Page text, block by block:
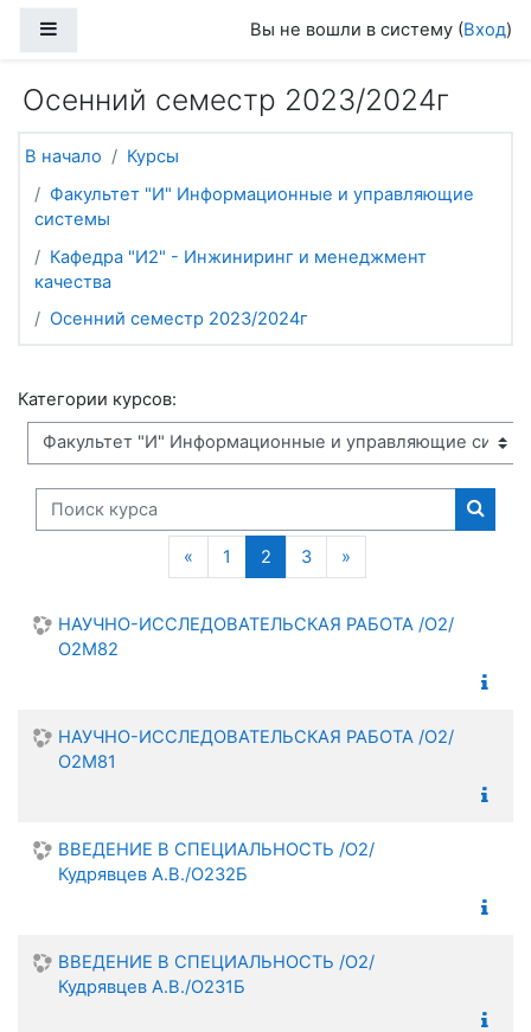
Вы не вошли в систему (Вход)
Осенний семестр 2023/2024г
В начало
Курсы
Факультет "И" Информационные и управляющие
системы
Кафедра "И2" - Инжиниринг и менеджмент
качества
Осенний семестр 2023/2024г
Категории курсов:
Поиск курса
Поиск
« Предыдущая страница
1 2 (текущая)
3 »
НАУЧНО-ИССЛЕДОВАТЕЛЬСКАЯ РАБОТА /О2/
О2М82
НАУЧНО-ИССЛЕДОВАТЕЛЬСКАЯ РАБОТА /О2/
О2М81
ВВЕДЕНИЕ В СПЕЦИАЛЬНОСТЬ /О2/
Кудрявцев А.В./О232Б
ВВЕДЕНИЕ В СПЕЦИАЛЬНОСТЬ /О2/
Кудрявцев А.В./О231Б